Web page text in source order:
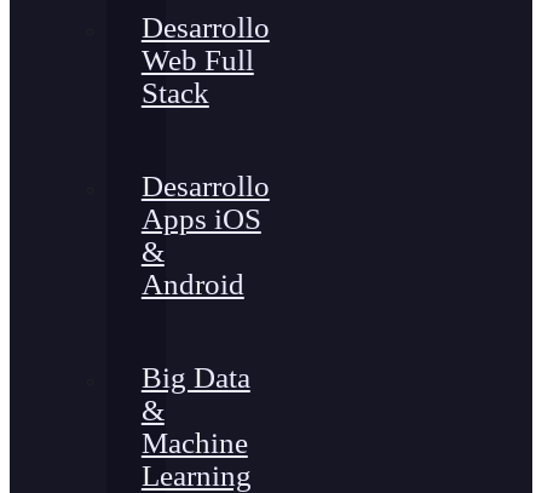
Desarrollo
Web Full
Stack
Desarrollo
Apps iOS
&
Android
Big Data
&
Machine
Learning